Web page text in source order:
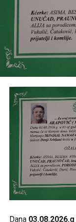
Share
Share
Dana 03.08.2026.g